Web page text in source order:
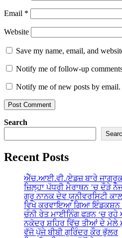
Email *
Website
Save my name, email, and
Notify me of follow-up
Notify me of new posts by email.
Search
Recent Posts
ਐੱਚ.ਆਈ.ਵੀ./ਏਡਜ਼ ਬਾਰੇ
ਜ਼ਿਲ੍ਹਾ ਪੱਧਰੀ ਮੈਰਾਥਨ ’ਚ ਦੌੜੇ
ਗੁਰੂ ਨਾਨਕ ਦੇਵ ਯੂਨੀਵਰਸਿਟੀ
ਵਿਖੇ ਕਰਵਾਇਆ ਗਿਆ ਇੰਡਕਸ਼ਨ
ਚੰਨੀ ਰੇਤ ਮਾਈਨਿੰਗ ਫੜਨ ‘ਚ
ਨਕੋਦਰ ਸ਼ਹਿਰ ਵਿੱਚ ਤੀਆਂ ਦੇ ਮੇਲੇ
ਵੱਜੋ ਪੁੱਜੇ ਬੀਬੀ ਗੁਰਿੰਦਰ ਕੌਰ ਭੁੱਲਰ